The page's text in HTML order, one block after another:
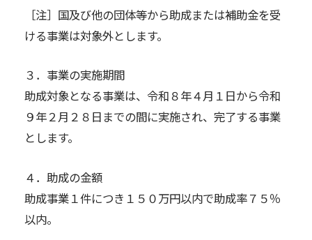
［注］国及び他の団体等から助成または補助金を受
ける事業は対象外とします。
３．事業の実施期間
助成対象となる事業は、令和８年４月１日から令和
９年２月２８日までの間に実施され、完了する事業
とします。
４．助成の金額
助成事業１件につき１５０万円以内で助成率７５％
以内。